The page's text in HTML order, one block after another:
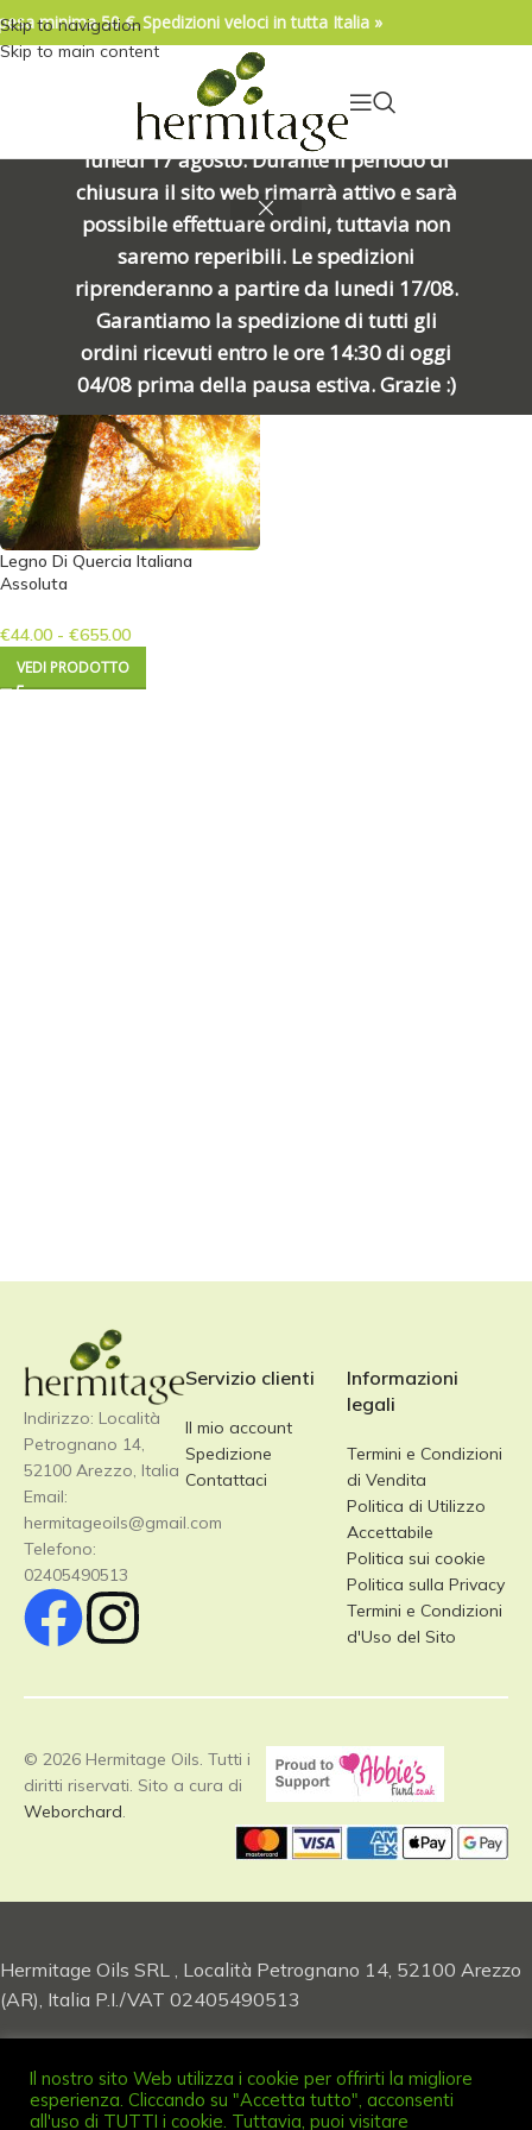
04/08/2026. IMPORTANTE, SI PREGA DI
LEGGERE: Venerdì 7 agosto alle ore
15:00 chiuderemo per una meritata
pausa e riapriremo alle ore 8:00 di
lunedì 17 agosto. Durante il periodo di
chiusura il sito web rimarrà attivo e sarà
possibile effettuare ordini, tuttavia non
saremo reperibili. Le spedizioni
riprenderanno a partire da lunedi 17/08.
Garantiamo la spedizione di tutti gli
ordini ricevuti entro le ore 14:30 di oggi
04/08 prima della pausa estiva. Grazie :)
Skip to navigation
Skip to main content
minima 50 €. Spedizioni veloci in tutta Italia »
Prodotto Formato/10ml (DILUIZIONE 10%)
Visualizzazione del risultato
Show sidebar
Legno Di Quercia Italiana
Assoluta
€44.00 - €655.00
VEDI PRODOTTO
Indirizzo: Località
Petrognano 14,
52100 Arezzo, Italia
Email:
hermitageoils@gmail.com
Telefono:
02405490513
Servizio clienti
Il mio account
Spedizione
Contattaci
Informazioni
legali
Termini e Condizioni
di Vendita
Politica di Utilizzo
Accettabile
Politica sui cookie
Politica sulla Privacy
Termini e Condizioni
d'Uso del Sito
© 2026 Hermitage Oils. Tutti i
diritti riservati. Sito a cura di
Weborchard.
Hermitage Oils SRL , Località Petrognano 14, 52100 Arezzo
(AR), Italia P.I./VAT 02405490513
Il nostro sito Web utilizza i cookie per offrirti la migliore
esperienza. Cliccando su "Accetta tutto", acconsenti
all'uso di TUTTI i cookie. Tuttavia, puoi visitare